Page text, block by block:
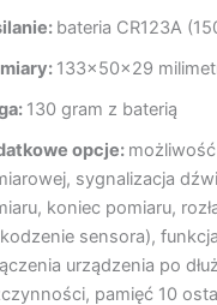
bateria CR123A
133x50x29
130 gram z baterią
opcje:
sygnalizacja
koniec pomiaru,
sensora),
urządzenia po
pamięć 10